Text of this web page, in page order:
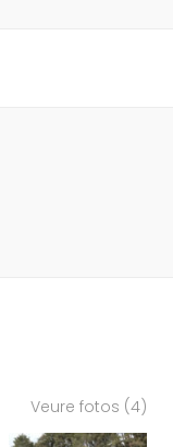
Veure fotos (4)